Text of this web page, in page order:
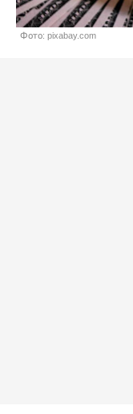
Фото: pixabay.com